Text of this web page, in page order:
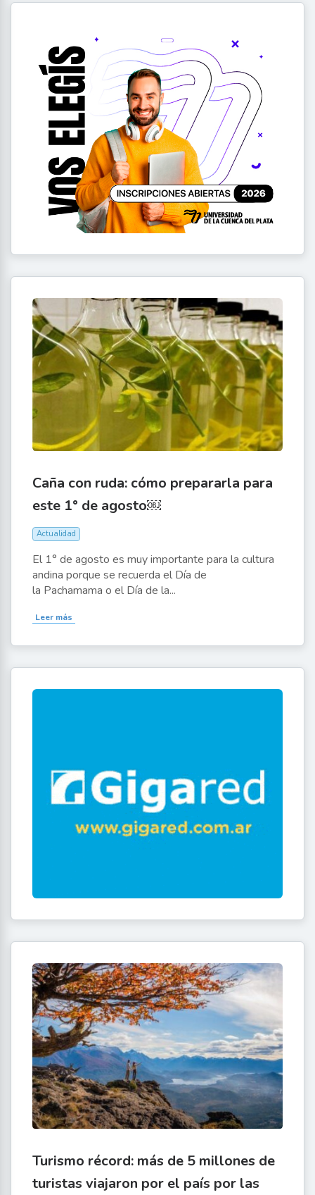
Caña con ruda: cómo prepararla para
este 1° de agosto￼
Actualidad
El 1° de agosto es muy importante para la cultura
andina porque se recuerda el Día de
la Pachamama o el Día de la...
Leer más
Turismo récord: más de 5 millones de
turistas viajaron por el país por las